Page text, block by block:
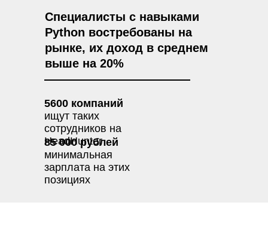
Специалисты с навыками
Python востребованы на
рынке, их доход в среднем
выше на 20%
5600 компаний
ищут таких
сотрудников на
HeadHunter
85 000 рублей
минимальная
зарплата на этих
позициях